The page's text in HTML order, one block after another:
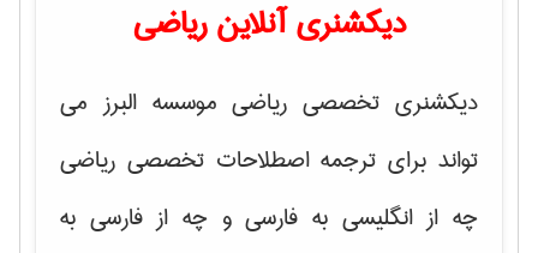
دیکشنری آنلاین ریاضی
دیکشنری تخصصی ریاضی موسسه البرز می
تواند برای ترجمه اصطلاحات تخصصی ریاضی
چه از انگلیسی به فارسی و چه از فارسی به